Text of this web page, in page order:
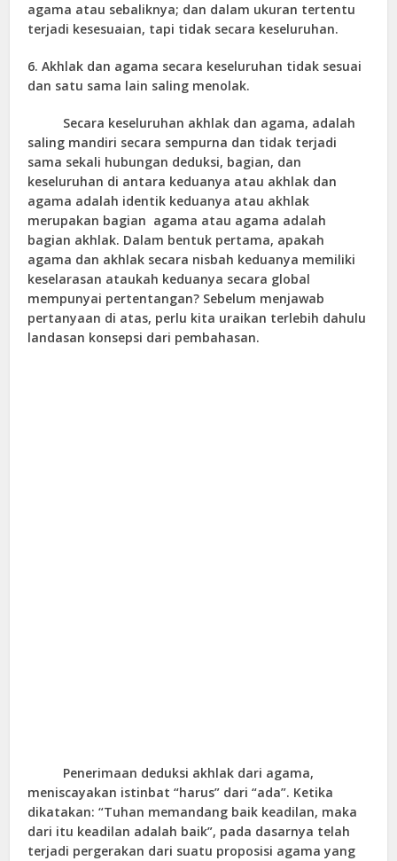
agama atau sebaliknya; dan dalam ukuran tertentu
terjadi kesesuaian, tapi tidak secara keseluruhan.
6. Akhlak dan agama secara keseluruhan tidak sesuai
dan satu sama lain saling menolak.
Secara keseluruhan akhlak dan agama, adalah
saling mandiri secara sempurna dan tidak terjadi
sama sekali hubungan deduksi, bagian, dan
keseluruhan di antara keduanya atau akhlak dan
agama adalah identik keduanya atau akhlak
merupakan bagian agama atau agama adalah
bagian akhlak. Dalam bentuk pertama, apakah
agama dan akhlak secara nisbah keduanya memiliki
keselarasan ataukah keduanya secara global
mempunyai pertentangan? Sebelum menjawab
pertanyaan di atas, perlu kita uraikan terlebih dahulu
landasan konsepsi dari pembahasan.
Penerimaan deduksi akhlak dari agama,
meniscayakan istinbat “harus” dari “ada”. Ketika
dikatakan: “Tuhan memandang baik keadilan, maka
dari itu keadilan adalah baik”, pada dasarnya telah
terjadi pergerakan dari suatu proposisi agama yang